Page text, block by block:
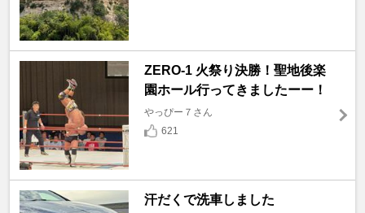
ZERO-1 火祭り決勝！聖地後楽
園ホール行ってきましたーー！
やっぴー７さん
621
汗だくで洗車しました